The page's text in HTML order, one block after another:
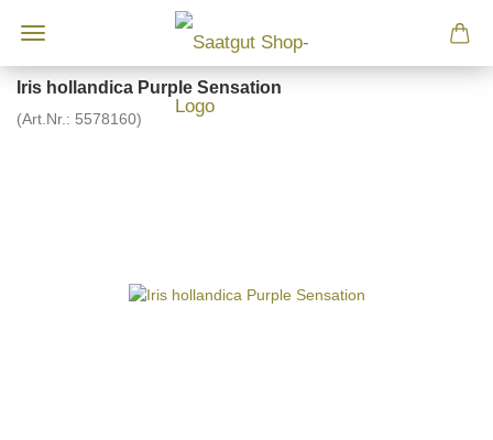
Iris hollandica Purple Sensation
(Art.Nr.: 5578160)